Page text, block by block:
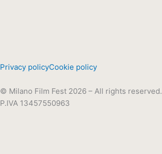
Privacy policyCookie policy
© Milano Film Fest 2026 – All rights reserved.
P.IVA 13457550963